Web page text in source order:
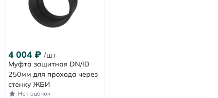
4 004 ₽ /шт
Муфта защитная DN/ID
250мм для прохода через
стенку ЖБИ
Нет оценок